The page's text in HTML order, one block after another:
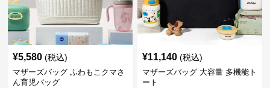
¥5,580 (税込)
マザーズバッグ ふわもこクマさ
ん育児バッグ
¥11,140 (税込)
マザーズバッグ 大容量 多機能ト
ート